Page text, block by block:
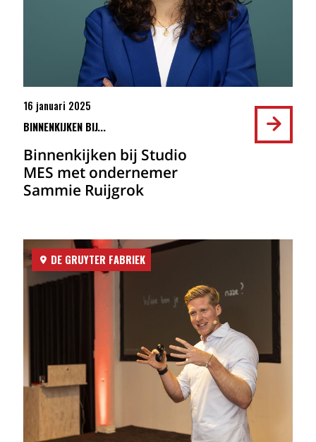
16 januari 2025
BINNENKIJKEN BIJ...
Binnenkijken bij Studio
MES met ondernemer
Sammie Ruijgrok
DE GRUYTER FABRIEK